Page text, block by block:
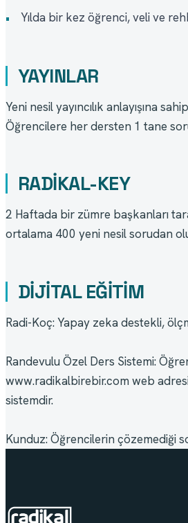
•
Yılda bir kez öğrenci, veli ve
YAYINLAR
Yeni nesil yayıncılık anlayışına
Öğrencilere her dersten 1 tane
RADİKAL-KEY
2 Haftada bir zümre başkanları
ortalama 400 yeni nesil sorudan
DİJİTAL EĞİTİM
Radi-Koç: Yapay zeka destekli,
Randevulu Özel Ders Sistemi:
www.radikalbirebir.com web
sistemdir.
Kunduz: Öğrencilerin çözemediği